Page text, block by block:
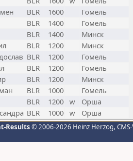
BLR 1600
Гомель
BLR 1400
Гомель
BLR 1400
Минск
BLR 1200
Минск
BLR 1200
Гомель
BLR 1200
Гомель
BLR 1200
Минск
BLR 1000
Гомель
BLR 1200 w
Орша
BLR 1000 w Орша
Results © 2006-2026 Heinz Herzog,